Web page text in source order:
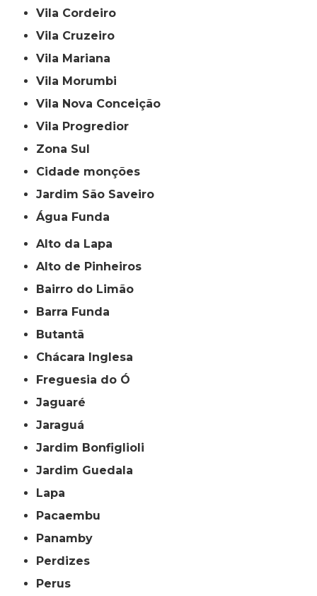
Vila Cordeiro
Vila Cruzeiro
Vila Mariana
Vila Morumbi
Vila Nova Conceição
Vila Progredior
Zona Sul
cidade monções
jardim São Saveiro
Água Funda
Alto da Lapa
Alto de Pinheiros
Bairro do Limão
Barra Funda
Butantã
Chácara Inglesa
Freguesia do Ó
Jaguaré
Jaraguá
Jardim Bonfiglioli
Jardim Guedala
Lapa
Pacaembu
Panamby
Perdizes
Perus